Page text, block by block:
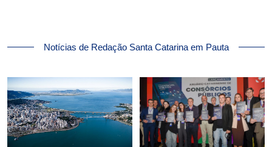
Notícias de Redação Santa Catarina em Pauta